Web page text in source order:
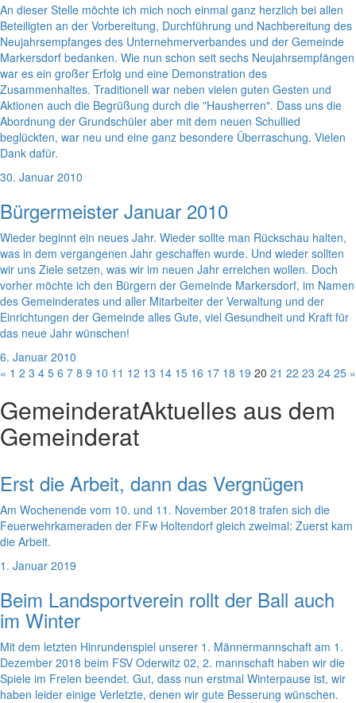
An dieser Stelle möchte ich mich noch einmal ganz herzlich bei allen
Beteiligten an der Vorbereitung, Durchführung und Nachbereitung des
Neujahrsempfanges des Unternehmerverbandes und der Gemeinde
Markersdorf bedanken. Wie nun schon seit sechs Neujahrsempfängen
war es ein großer Erfolg und eine Demonstration des
Zusammenhaltes. Traditionell war neben vielen guten Gesten und
Aktionen auch die Begrüßung durch die "Hausherren". Dass uns die
Abordnung der Grundschüler aber mit dem neuen Schullied
beglückten, war neu und eine ganz besondere Überraschung. Vielen
Dank dafür.
30. Januar 2010
Bürgermeister Januar 2010
Wieder beginnt ein neues Jahr. Wieder sollte man Rückschau halten,
was in dem vergangenen Jahr geschaffen wurde. Und wieder sollten
wir uns Ziele setzen, was wir im neuen Jahr erreichen wollen. Doch
vorher möchte ich den Bürgern der Gemeinde Markersdorf, im Namen
des Gemeinderates und aller Mitarbeiter der Verwaltung und der
Einrichtungen der Gemeinde alles Gute, viel Gesundheit und Kraft für
das neue Jahr wünschen!
6. Januar 2010
« 1 2 3 4 5 6 7 8 9 10 11 12 13 14 15 16 17 18 19 20 21 22 23 24 25 »
GemeinderatAktuelles aus dem
Gemeinderat
Erst die Arbeit, dann das Vergnügen
Am Wochenende vom 10. und 11. November 2018 trafen sich die
Feuerwehrkameraden der FFw Holtendorf gleich zweimal: Zuerst kam
die Arbeit.
1. Januar 2019
Beim Landsportverein rollt der Ball auch
im Winter
Mit dem letzten Hinrundenspiel unserer 1. Männermannschaft am 1.
Dezember 2018 beim FSV Oderwitz 02, 2. mannschaft haben wir die
Spiele im Freien beendet. Gut, dass nun erstmal Winterpause ist, wir
haben leider einige Verletzte, denen wir gute Besserung wünschen.